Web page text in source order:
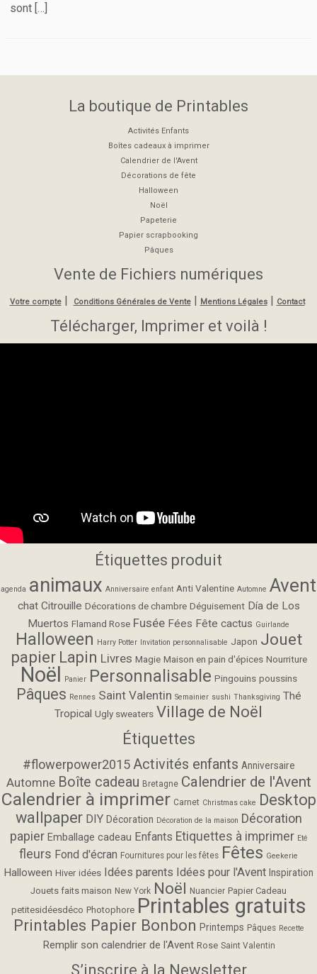
sont […]
La boutique de Printables
Activités Enfants
Boîtes cadeaux à imprimer
Calendrier de l'Avent
Décorations de fête
Halloween
Noël
Papeterie
Papier scrapbooking
Pâques
Vente de Fichiers numériques
Votre compte| Conditions Générales de Vente| Mentions Légales | Contact
Télécharger, Imprimer et voilà !
Étiquettes produit
agenda animaux Anniversaire enfant Anti Valentine Automne Avent
chat Citrouille Décorations de chambre Déguisement Día de Los
Muertos Flamand Rose Fusée Fées Fête cactus Guirlande
Halloween Harry Potter Invitation personnalisable Japon Jouet
papier Lapin Livres Magie Maison en pain d'épices Nourriture
Noël Panier Personnalisable Pingouins poussins
Pâques Rennes Saint Valentin Semainier sushi Thanksgiving Thé
Tropical Ugly sweaters Village de Noël
Étiquettes
#flowerpower2015 Activités enfants Anniversaire
Automne Boîte cadeau Bretagne Calendrier de l'Avent
Calendrier à imprimer Carnet Christmas cake Desktop
wallpaper DIY Décoration Décoration de la maison Décoration
papier Emballage cadeau Enfants Etiquettes à imprimer Eté
fleurs Fond d'écran Fournitures pour les fêtes Fêtes Geekerie
Halloween Hiver idées Idées parents Idées pour l'Avent Inspiration
Jouets faits maison New York Noël Nuancier Papier Cadeau
petitesidéesdéco Photophore Printables gratuits
Printables Papier Bonbon Printemps Pâques Recette
Remplir son calendrier de l'Avent Rose Saint Valentin
S’inscrire à la Newsletter